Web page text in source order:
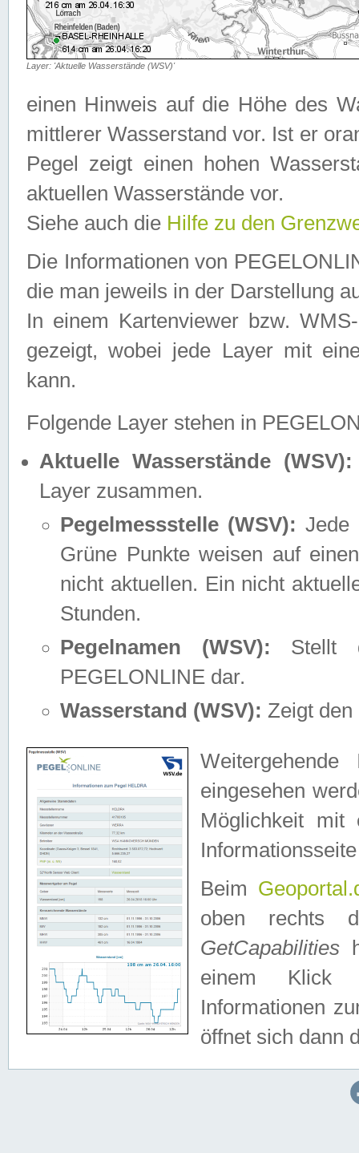
Layer: 'Aktuelle Wasserstände (WSV)'
einen Hinweis auf die Höhe des
mittlerer Wasserstand vor. Ist er
Pegel zeigt einen hohen
aktuellen Wasserstände vor.
Siehe auch die Hilfe zu den
Die Informationen von
die man jeweils in der Darstellung
In einem Kartenviewer bzw.
gezeigt, wobei jede Layer mit
kann.
Folgende Layer stehen in
Aktuelle Wasserstände (WSV):
Layer zusammen.
Pegelmessstelle (WSV): Jede
Grüne Punkte weisen auf
nicht aktuellen. Ein nicht
Stunden.
Pegelnamen (WSV): Stellt
PEGELONLINE dar.
Wasserstand (WSV): Zeigt den
eingesehen
Möglichkeit mit
Beim
oben rechts
GetCapabilities
einem Klick
Informationen
öffnet sich dann